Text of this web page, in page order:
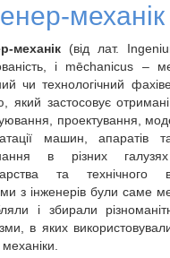
механік
механік (від лат.
і mēchanicus –
чи технологічний
який застосовує
проектування,
машин, апаратів
в різних галузях
та технічного
з інженерів були саме
і збирали
в яких